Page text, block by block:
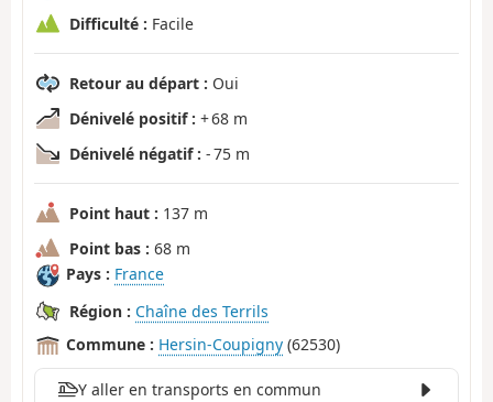
Difficulté : Facile
Retour au départ : Oui
Dénivelé positif : + 68 m
Dénivelé négatif : - 75 m
Point haut : 137 m
Point bas : 68 m
Pays : France
Région : Chaîne des Terrils
Commune : Hersin-Coupigny (62530)
Y aller en transports en commun